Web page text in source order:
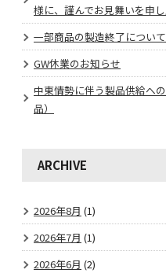
様に、謹んでお見舞いを申し
一部商品の製造終了について
GW休業のお知らせ
中東情勢に伴う製品供給へ
品）
ARCHIVE
2026年8月 (1)
2026年7月 (1)
2026年6月 (2)